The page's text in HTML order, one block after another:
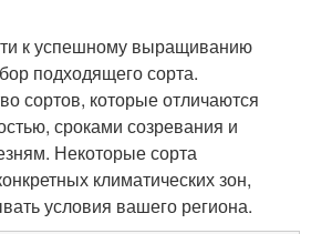
к успешному выращиванию
подходящего сорта.
сортов, которые отличаются
сроками созревания и
Некоторые сорта
климатических зон,
условия вашего региона.